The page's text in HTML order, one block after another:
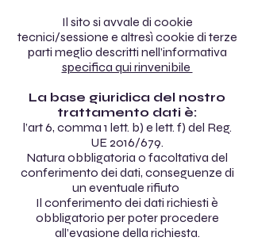
Il sito si avvale di cookie
tecnici/sessione e altresì cookie di terze
parti meglio descritti nell’informativa
specifica qui rinvenibile
La base giuridica del nostro
trattamento dati è:
l’art 6, comma 1 lett. b) e lett. f) del Reg.
UE 2016/679.
Natura obbligatoria o facoltativa del
conferimento dei dati, conseguenze di
un eventuale rifiuto
Il conferimento dei dati richiesti è
obbligatorio per poter procedere
all’evasione della richiesta.